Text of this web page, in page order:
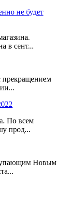
не будет
в сент...
прекращением
По всем
прод...
Новым